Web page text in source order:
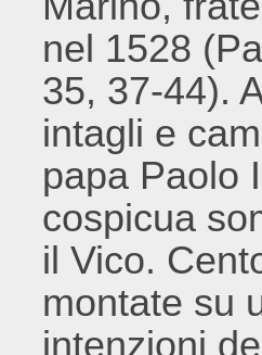
nel 1528
35, 37-44).
intagli e
papa Paolo
cospicua
il Vico.
montate su
intenzioni